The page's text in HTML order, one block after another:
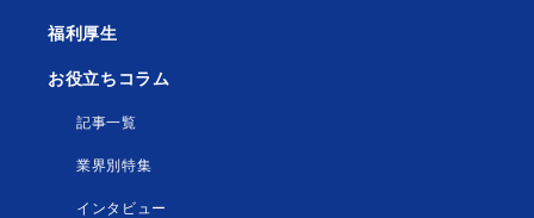
福利厚生
お役立ちコラム
記事一覧
業界別特集
インタビュー